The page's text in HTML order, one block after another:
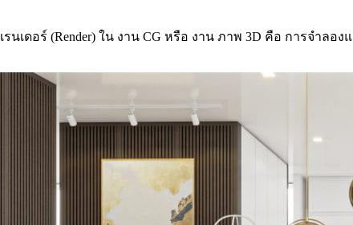
เรนเดอร์ (Render) ใน งาน CG หรือ งาน ภาพ 3D คือ การจำล